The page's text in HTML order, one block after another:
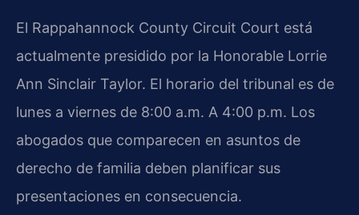
El Rappahannock County Circuit Court está
actualmente presidido por la Honorable Lorrie
Ann Sinclair Taylor. El horario del tribunal es de
lunes a viernes de 8:00 a.m. A 4:00 p.m. Los
abogados que comparecen en asuntos de
derecho de familia deben planificar sus
presentaciones en consecuencia.